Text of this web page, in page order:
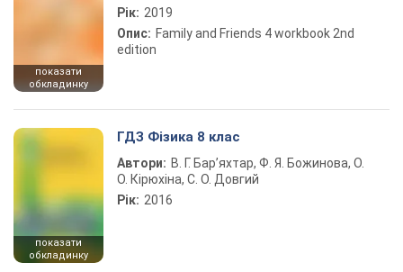
показати
обкладинку
Рік: 2019
Опис: Family and Friends 4 workbook 2nd
edition
показати
обкладинку
ГДЗ Фізика 8 клас
Автори: В. Г. Бар’яхтар, Ф. Я. Божинова, О.
О. Кірюхіна, С. О. Довгий
Рік: 2016